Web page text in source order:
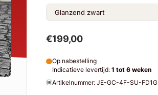
€199,00
Op nabestelling
Indicatieve levertijd: 1 tot 6 weken
Artikelnummer: JE-GC-4F-SU-FD1G